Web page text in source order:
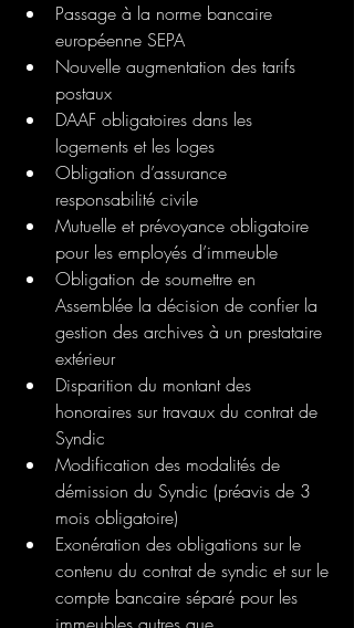
Passage à la norme bancaire
européenne SEPA
Nouvelle augmentation des tarifs
postaux
DAAF obligatoires dans les
logements et les loges
Obligation d’assurance
responsabilité civile
Mutuelle et prévoyance obligatoire
pour les employés d’immeuble
Obligation de soumettre en
Assemblée la décision de confier la
gestion des archives à un prestataire
extérieur
Disparition du montant des
honoraires sur travaux du contrat de
Syndic
Modification des modalités de
démission du Syndic (préavis de 3
mois obligatoire)
Exonération des obligations sur le
contenu du contrat de syndic et sur le
compte bancaire séparé pour les